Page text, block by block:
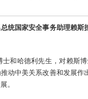
统国家安全事务助理赖
哈德利先生，对赖斯
动中美关系改善和发展
。